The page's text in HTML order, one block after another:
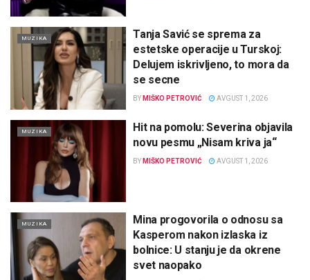
MUZIKA
Tanja Savić se sprema za
estetske operacije u Turskoj:
Delujem iskrivljeno, to mora da
se secne
BY MIŠKO PETROVIĆ AVGUST 1, 2026
MUZIKA
Hit na pomolu: Severina objavila
novu pesmu „Nisam kriva ja“
BY MIŠKO PETROVIĆ AVGUST 1, 2026
MUZIKA
Mina progovorila o odnosu sa
Kasperom nakon izlaska iz
bolnice: U stanju je da okrene
svet naopako